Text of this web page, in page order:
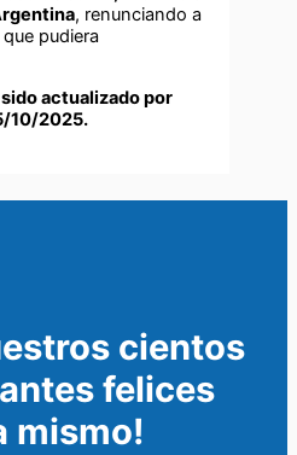
, renunciando a
pudiera
actualizado por
10/2025.
cientos
felices
mismo!